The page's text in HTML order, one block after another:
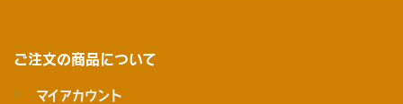
ご注文の商品について
マイアカウント